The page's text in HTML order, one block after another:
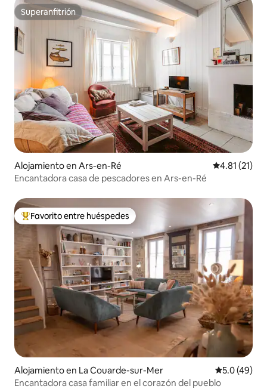
Superanfitrión
Superanfitrión
Alojamiento en Ars-en-Ré Calificación
4.81 (21)
Encantadora casa de pescadores en Ars-en-Ré
Favorito entre huéspedes preferido
Favorito entre huéspedes
Alojamiento en La Couarde-sur-Mer Calificación
5.0 (49)
Encantadora casa familiar en el corazón del pueblo